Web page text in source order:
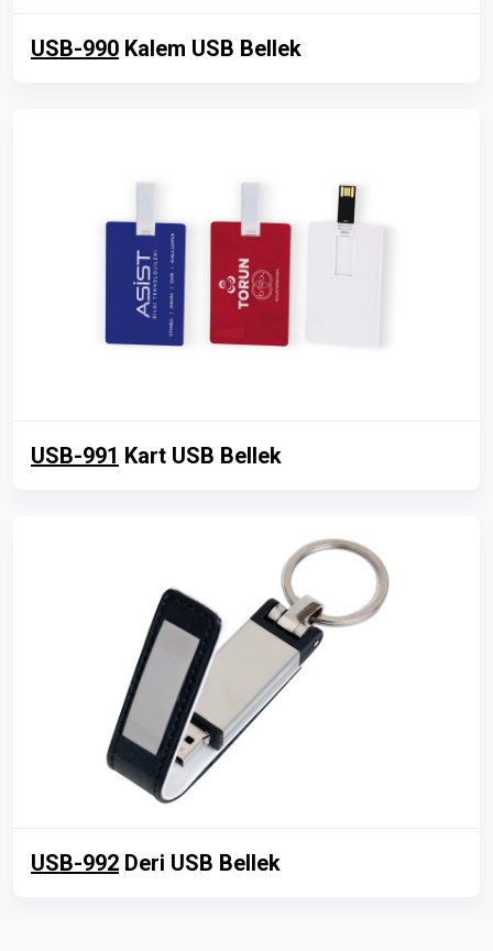
USB-990 Kalem USB Bellek
USB-991 Kart USB Bellek
USB-992 Deri USB Bellek